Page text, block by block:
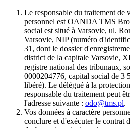
Le responsable du traitement de
personnel est OANDA TMS
social est situé à Varsovie, ul.
Varsovie, NIP (numéro
31, dont le dossier
district de la capitale Varsovie,
registre national des tribunaux,
0000204776, capital social de 3
libéré). Le délégué à la
responsable du traitement peut
l'adresse suivante : odo@tms.pl.
Vos données à caractère
conclure et d'exécuter le contrat